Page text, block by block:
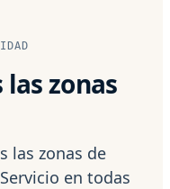
zonas
las zonas de
en todas